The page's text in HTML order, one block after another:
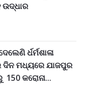
ଉଦ୍ଧାର
ର୍ଧର୍ମଶାଳା
ଦିନ ମଧ୍ୟରେ ଯାଜପୁର
150 କରୋନା...